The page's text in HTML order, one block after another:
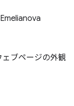
ブページの外観